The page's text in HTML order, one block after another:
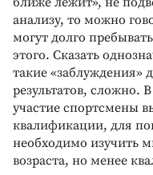
анализу, то можно
могут долго
этого. Сказать
такие «заблуждения»
результатов, сложно.
участие спортсмены
квалификации, для
необходимо изучить
возраста, но менее